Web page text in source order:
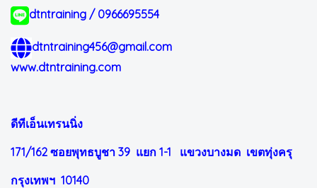
dtntraining / 0966695554
dtntraining456@gmail.com
www.dtntraining.com
ดีทีเอ็นเทรนนิ่ง
171/162 ซอยพุทธบูชา 39 แยก 1-1 แขวงบางมด เขตทุ่งครุ
กรุงเทพฯ 10140